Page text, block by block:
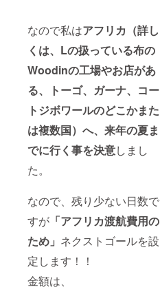
なので私はアフリカ（詳し
くは、Lの扱っている布の
Woodinの工場やお店があ
る、トーゴ、ガーナ、コー
トジボワールのどこかまた
は複数国）へ、来年の夏ま
でに行く事を決意しまし
た。
なので、残り少ない日数で
すが 「アフリカ渡航費用の
ため」 ネクストゴールを設
定します！！
金額は、